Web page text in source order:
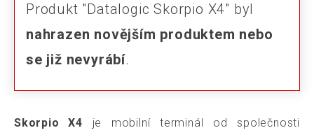
Produkt "Datalogic Skorpio X4" byl
nahrazen novějším produktem nebo
se již nevyrábí.
Skorpio X4 je mobilní terminál od společnosti